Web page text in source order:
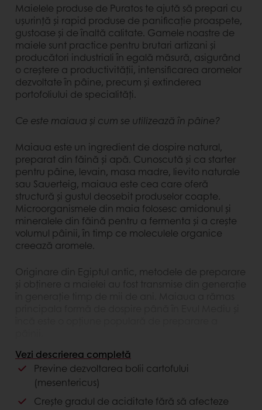
Maielele produse de Puratos te ajută să prepari cu
ușurință și rapid produse de panificație proaspete,
gustoase și de înaltă calitate. Gamele noastre de
maiele sunt practice pentru brutari artizani și
producători industriali în egală măsură, asigurând
o creștere a productivității, intensificarea aromelor
dezvoltate în pâine, precum și extinderea
portofoliului de specialități.
Ce este maiaua și cum se utilizează în pâine?
Maiaua este un ingredient de dospire natural,
preparat din făină și apă. Cunoscută și ca starter
pentru pâine, levain, masa madre, lievito naturale
sau Sauerteig, maiaua este cea care oferă
structură și gustul deosebit produselor coapte.
Microorganismele din maia folosesc amidonul și
mineralele din făină pentru a fermenta și a crește
volumul pâinii, în timp ce moleculele organice
creează aromele.
Originare din Egiptul antic, metodele de preparare
și obținere a maielei au fost transmise din generație
Care sunt avantajele utilizării maielei?
Maiaua este o metodă naturală de dospire, cu
multiple beneficii deopotrivă pentru consumatori și
Vezi descrierea completă
Previne dezvoltarea bolii cartofului
(mesentericus)
Crește gradul de aciditate fără să afecteze